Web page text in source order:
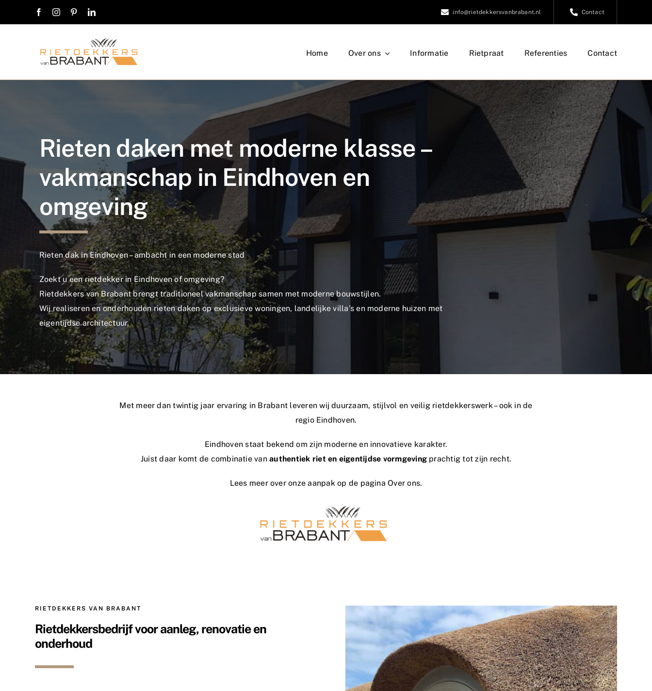
info@rietdekkersvanbrabant.nl Contact
Home Over ons Informatie Rietpraat Referenties Contact
Rieten daken met moderne klasse –
vakmanschap in Eindhoven en
omgeving
Rieten dak in Eindhoven – ambacht in een moderne stad
Zoekt u een rietdekker in Eindhoven of omgeving?
Rietdekkers van Brabant brengt traditioneel vakmanschap samen met moderne bouwstijlen.
Wij realiseren en onderhouden rieten daken op exclusieve woningen, landelijke villa’s en moderne huizen met
eigentijdse architectuur.
Met meer dan twintig jaar ervaring in Brabant leveren wij duurzaam, stijlvol en veilig rietdekkerswerk – ook in de
regio Eindhoven.
Eindhoven staat bekend om zijn moderne en innovatieve karakter.
Juist daar komt de combinatie vanauthentiek riet en eigentijdse vormgeving prachtig tot zijn recht.
Lees meer over onze aanpak op de paginaOver ons.
RIETDEKKERS VAN BRABANT
Rietdekkersbedrijf voor aanleg, renovatie en
onderhoud